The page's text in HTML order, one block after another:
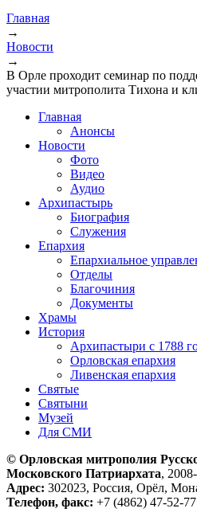
Главная
→
Новости
→
В Орле проходит семинар по
участии митрополита Тихона и
Главная
Анонсы
Новости
Фото
Видео
Аудио
Архипастырь
Биография
Служения
Епархия
Епархиальное
Отделы
Благочиния
Документы
Храмы
История
Архипастыри с 1788
Орловская епархия
Ливенская епархия
Святые
Святыни
Музей
Для СМИ
© Орловская митрополия
Московского Патриархата,
Адрес: 302023, Россия, Орёл,
Телефон, факс: +7 (4862) 47-52-